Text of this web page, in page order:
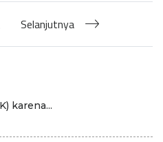
Selanjutnya
karena...